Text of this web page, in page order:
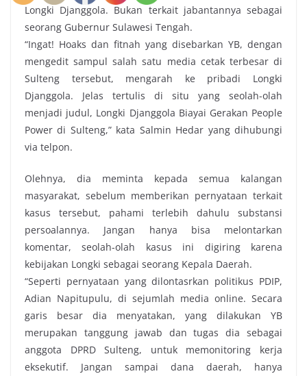
Longki Djanggola. Bukan terkait jabantannya sebagai
seorang Gubernur Sulawesi Tengah.
“Ingat! Hoaks dan fitnah yang disebarkan YB, dengan
mengedit sampul salah satu media cetak terbesar di
Sulteng tersebut, mengarah ke pribadi Longki
Djanggola. Jelas tertulis di situ yang seolah-olah
menjadi judul, Longki Djanggola Biayai Gerakan People
Power di Sulteng,” kata Salmin Hedar yang dihubungi
via telpon.
Olehnya, dia meminta kepada semua kalangan
masyarakat, sebelum memberikan pernyataan terkait
kasus tersebut, pahami terlebih dahulu substansi
persoalannya. Jangan hanya bisa melontarkan
komentar, seolah-olah kasus ini digiring karena
kebijakan Longki sebagai seorang Kepala Daerah.
“Seperti pernyataan yang dilontasrkan politikus PDIP,
Adian Napitupulu, di sejumlah media online. Secara
garis besar dia menyatakan, yang dilakukan YB
merupakan tanggung jawab dan tugas dia sebagai
anggota DPRD Sulteng, untuk memonitoring kerja
eksekutif. Jangan sampai dana daerah, hanya